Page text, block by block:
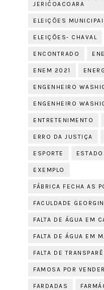
JERICOACOARA
ELEIÇÕES
ELEIÇÕES- CHAVAL
ENCONTRADO
ENEM 2021
ENGENHEIRO
ENGENHEIRO
ENTRETENIMENTO
ERRO DA JUSTIÇA
ESPORTE
EXEMPLO
FÁBRICA FECHA AS
FACULDADE
FALTA DE ÁGUA EM
FALTA DE ÁGUA EM
FALTA DE
FAMOSA POR
FARDADAS